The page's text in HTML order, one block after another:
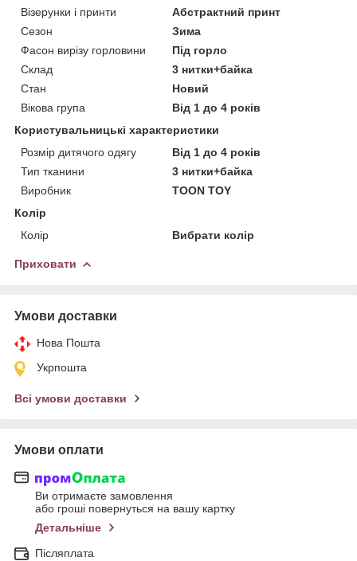
Візерунки і принти
Абстрактний принт
Сезон
Зима
Фасон вирізу горловини
Під горло
Склад
3 нитки+байка
Стан
Новий
Вікова група
Від 1 до 4 років
Користувальницькі характеристики
Розмір дитячого одягу
Від 1 до 4 років
Тип тканини
3 нитки+байка
Виробник
TOON TOY
Колір
Колір
Вибрати колір
Приховати
Умови доставки
Нова Пошта
Укрпошта
Всі умови доставки
Умови оплати
Ви отримаєте замовлення
або гроші повернуться на вашу картку
Детальніше
Післяплата